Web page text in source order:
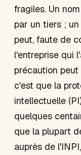
fragiles. Un
par un tiers ;
peut, faute de
l'entreprise qui
précaution
c'est que la
intellectuelle
quelques
que la plupart
auprès de